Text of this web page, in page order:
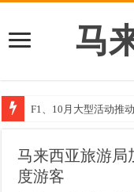
马
F1、10月大型活动推
马来西亚旅游局
度游客